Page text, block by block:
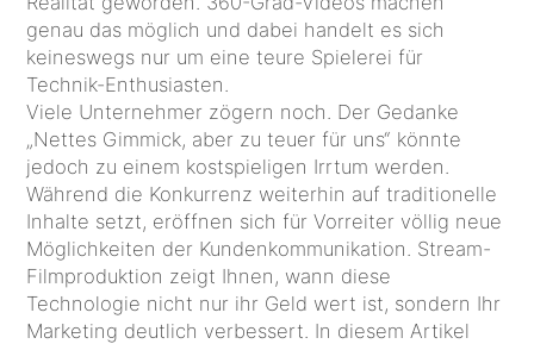
genau das möglich und dabei handelt es sich
keineswegs nur um eine teure Spielerei für
Technik-Enthusiasten.
Viele Unternehmer zögern noch. Der Gedanke
„Nettes Gimmick, aber zu teuer für uns“ könnte
jedoch zu einem kostspieligen Irrtum werden.
Während die Konkurrenz weiterhin auf traditionelle
Inhalte setzt, eröffnen sich für Vorreiter völlig neue
Möglichkeiten der Kundenkommunikation. Stream-
Filmproduktion zeigt Ihnen, wann diese
Technologie nicht nur ihr Geld wert ist, sondern Ihr
Marketing deutlich verbessert. In diesem Artikel